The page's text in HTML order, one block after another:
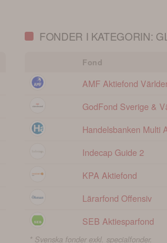
FONDER I KATEGORIN:
Fond
AMF Aktiefond
GodFond Sverige &
Handelsbanken Multi
Indecap Guide 2
KPA Aktiefond
Lärarfond Offensiv
SEB Aktiesparfond
* Svenska fonder exkl. specialfonder.